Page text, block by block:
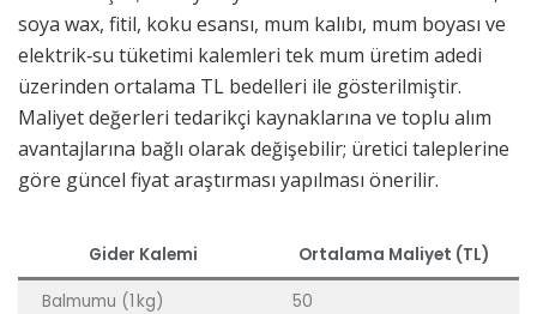
soya wax, fitil, koku esansı, mum kalıbı, mum boyası ve
elektrik‑su tüketimi kalemleri tek mum üretim adedi
üzerinden ortalama TL bedelleri ile gösterilmiştir.
Maliyet değerleri tedarikçi kaynaklarına ve toplu alım
avantajlarına bağlı olarak değişebilir; üretici taleplerine
göre güncel fiyat araştırması yapılması önerilir.
Gider Kalemi Ortalama Maliyet (TL)
Balmumu (1 kg)
50